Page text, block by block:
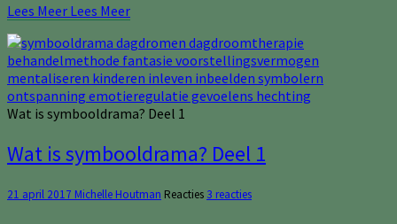
Lees Meer Lees Meer
Wat is symbooldrama? Deel 1
Wat is symbooldrama? Deel 1
21 april 2017 Michelle Houtman Reacties 3 reacties